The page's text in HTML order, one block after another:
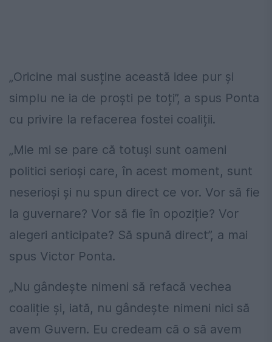
„Oricine mai susține această idee pur și
simplu ne ia de proști pe toți”, a spus Ponta
cu privire la refacerea fostei coaliții.
„Mie mi se pare că totuși sunt oameni
politici serioși care, în acest moment, sunt
neserioși și nu spun direct ce vor. Vor să fie
la guvernare? Vor să fie în opoziție? Vor
alegeri anticipate? Să spună direct”, a mai
spus Victor Ponta.
„Nu gândește nimeni să refacă vechea
coaliție și, iată, nu gândește nimeni nici să
avem Guvern. Eu credeam că o să avem